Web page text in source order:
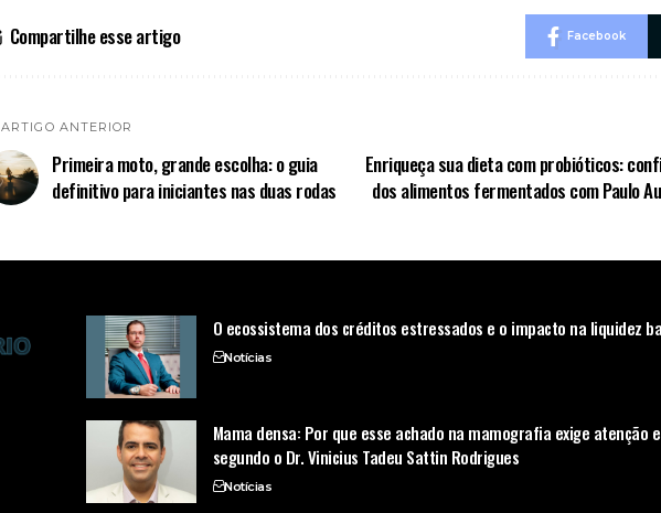
Compartilhe esse artigo Facebook
ARTIGO ANTERIOR
Primeira moto, grande escolha: o guia
definitivo para iniciantes nas duas rodas
Enriqueça sua dieta com probióticos:
dos alimentos fermentados com Paulo
O ecossistema dos créditos estressados e o impacto na liquidez
Notícias
Mama densa: Por que esse achado na mamografia exige atenção
segundo o Dr. Vinicius Tadeu Sattin Rodrigues
Notícias